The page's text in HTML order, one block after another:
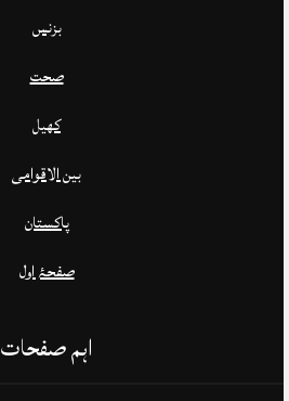
بزنس
صحت
کھیل
بین الاقوامی
پاکستان
صفحۂ اول
اہم صفحات